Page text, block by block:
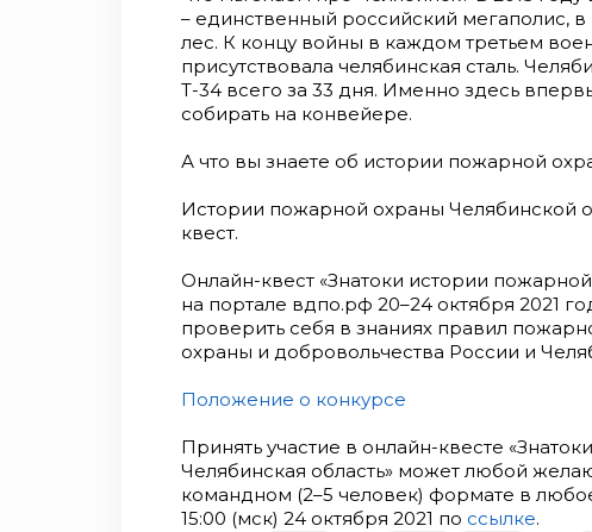
– единственный российский мегаполис,
лес. К концу войны в каждом третьем
присутствовала челябинская сталь.
Т-34 всего за 33 дня. Именно здесь
собирать на конвейере.
А что вы знаете об истории пожарной
Истории пожарной охраны Челябинской
квест.
Онлайн-квест «Знатоки истории
на портале вдпо.рф 20–24 октября 2021
проверить себя в знаниях правил
охраны и добровольчества России и
Положение о конкурсе
Принять участие в онлайн-квесте
Челябинская область» может любой
командном (2–5 человек) формате в
15:00 (мск) 24 октября 2021 по ссылке.